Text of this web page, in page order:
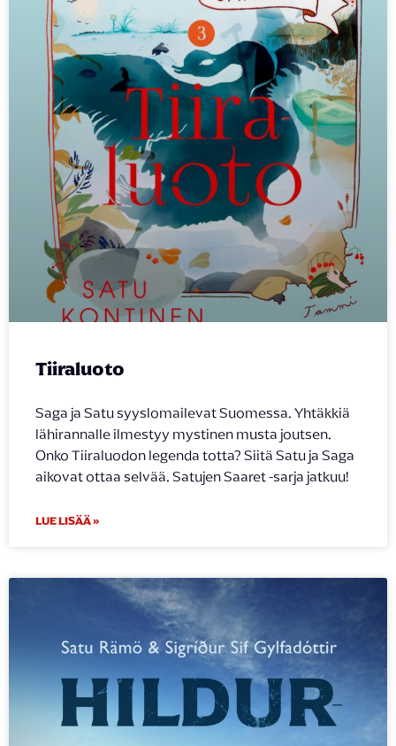
Tiiraluoto
Saga ja Satu syyslomailevat Suomessa. Yhtäkkiä
lähirannalle ilmestyy mystinen musta joutsen.
Onko Tiiraluodon legenda totta? Siitä Satu ja Saga
aikovat ottaa selvää. Satujen Saaret -sarja jatkuu!
LUE LISÄÄ »